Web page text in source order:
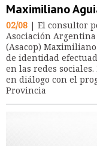
Maximiliano
02/08 | El consultor
Asociación
(Asacop)
de identidad
en las redes
en diálogo con el
Provincia